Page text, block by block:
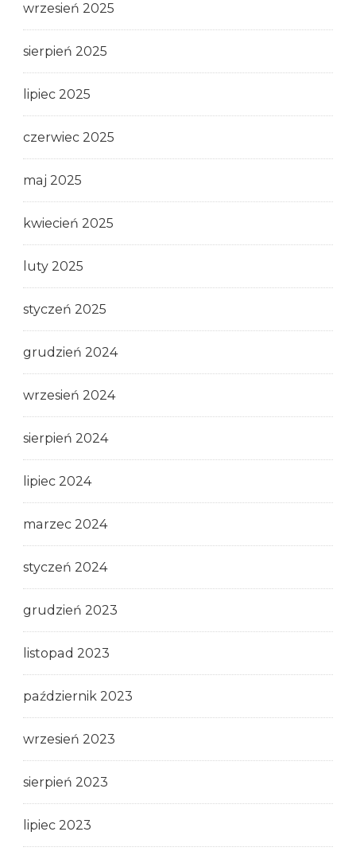
wrzesień 2025
sierpień 2025
lipiec 2025
czerwiec 2025
maj 2025
kwiecień 2025
luty 2025
styczeń 2025
grudzień 2024
wrzesień 2024
sierpień 2024
lipiec 2024
marzec 2024
styczeń 2024
grudzień 2023
listopad 2023
październik 2023
wrzesień 2023
sierpień 2023
lipiec 2023